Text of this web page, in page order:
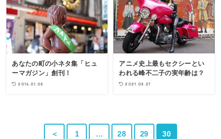
あなたの町の小ネタ集「ヒュ
ーマガジン」創刊！
2016.01.08
アニメ史上最もセクシーとい
われる峰不二子の実年齢は？
2021.08.27
＜ 1 … 28 29 30